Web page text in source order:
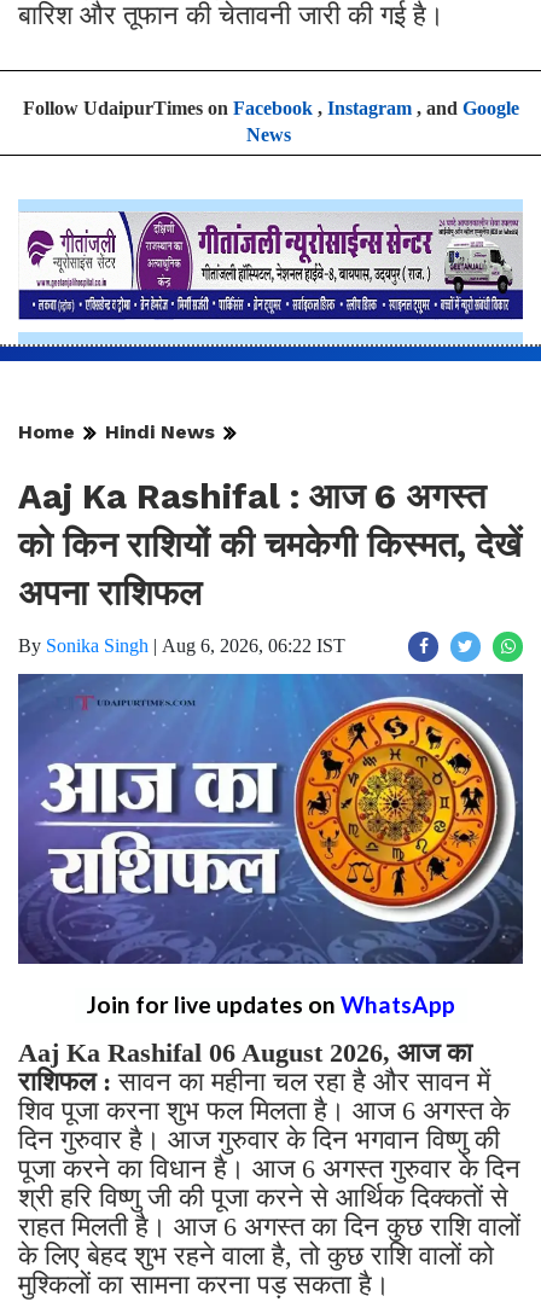
बारिश और तूफान की चेतावनी जारी की गई है।
Follow UdaipurTimes on Facebook, Instagram, and Google
News
Home Hindi News
Aaj Ka Rashifal : आज 6 अगस्त
को किन राशियों की चमकेगी किस्मत, देखें
अपना राशिफल
By Sonika Singh | Aug 6, 2026, 06:22 IST
Join for live updates on WhatsApp
Aaj Ka Rashifal 06 August 2026, आज का
राशिफल : सावन का महीना चल रहा है और सावन में
शिव पूजा करना शुभ फल मिलता है। आज 6 अगस्त के
दिन गुरुवार है। आज गुरुवार के दिन भगवान विष्णु की
पूजा करने का विधान है। आज 6 अगस्त गुरुवार के दिन
श्री हरि विष्णु जी की पूजा करने से आर्थिक दिक्कतों से
राहत मिलती है। आज 6 अगस्त का दिन कुछ राशि वालों
के लिए बेहद शुभ रहने वाला है, तो कुछ राशि वालों को
मुश्किलों का सामना करना पड़ सकता है।